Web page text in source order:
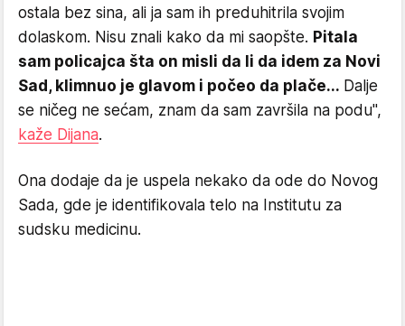
ostala bez sina, ali ja sam ih preduhitrila svojim
dolaskom. Nisu znali kako da mi saopšte. Pitala
sam policajca šta on misli da li da idem za Novi
Sad, klimnuo je glavom i počeo da plače... Dalje
se ničeg ne sećam, znam da sam završila na podu",
kaže Dijana.
Ona dodaje da je uspela nekako da ode do Novog
Sada, gde je identifikovala telo na Institutu za
sudsku medicinu.